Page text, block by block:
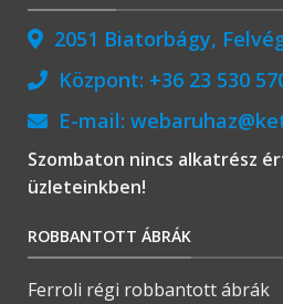
2051 Biatorbágy,
Központ: +36 23 530
E-mail:
Szombaton nincs alkatrész
üzleteinkben!
ROBBANTOTT ÁBRÁK
Ferroli régi robbantott ábrák